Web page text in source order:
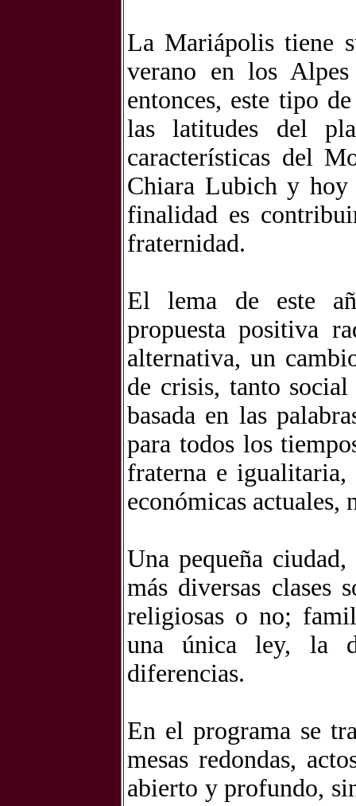
La Mariápolis tiene
verano en los
entonces, este tipo
las latitudes del
características del
Chiara Lubich y hoy
finalidad es
fraternidad.
El lema de este
propuesta positiva
alternativa, un
de crisis, tanto
basada en las
para todos los
fraterna e igualitaria,
económicas actuales,
Una pequeña
más diversas clases
religiosas o no;
una única ley, la
diferencias.
En el programa se
mesas redondas,
abierto y profundo,